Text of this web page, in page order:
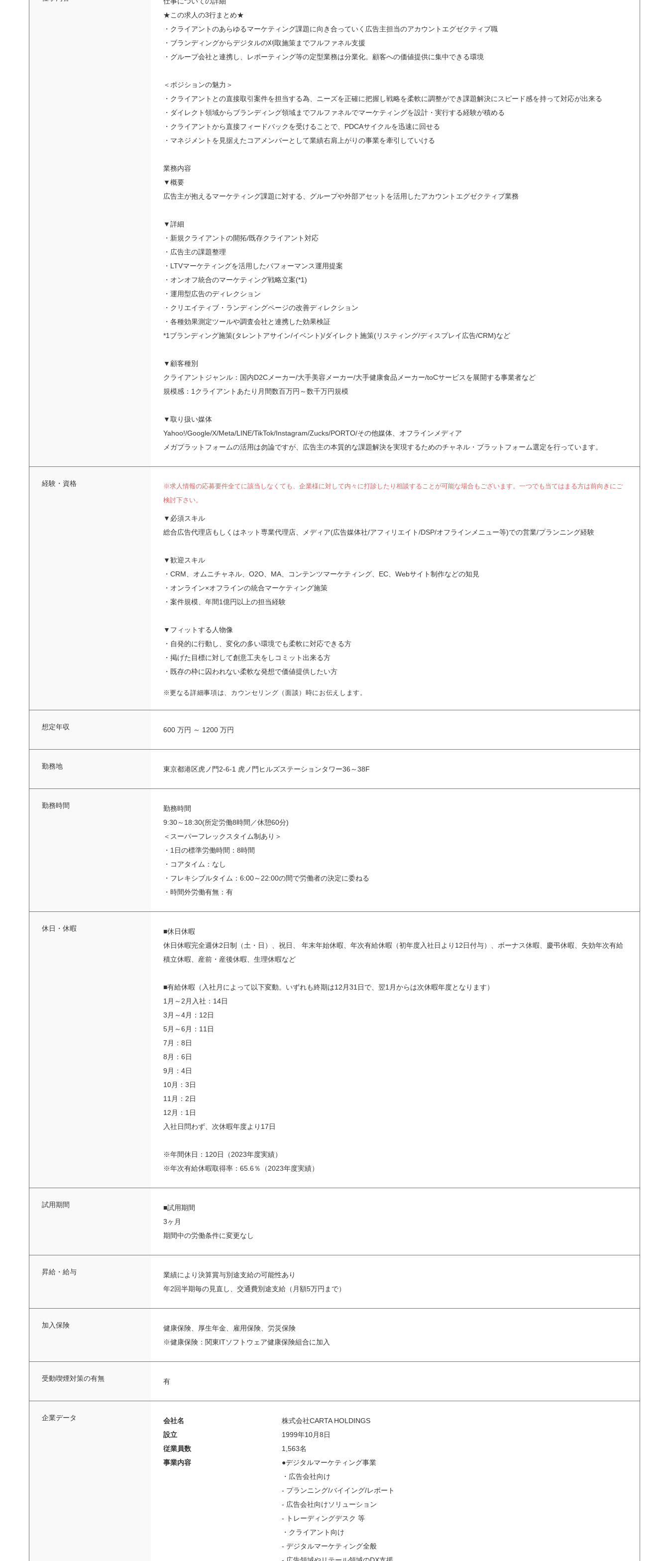
★この求人の3行まとめ★
・クライアントのあらゆるマーケティング課題に向き合っていく広告主担当のアカウントエグゼクティブ職
・ブランディングからデジタルの刈取施策までフルファネル支援
・グループ会社と連携し、レポーティング等の定型業務は分業化。顧客への価値提供に集中できる環境
＜ポジションの魅力＞
・クライアントとの直接取引案件を担当する為、ニーズを正確に把握し戦略を柔軟に調整ができ課題解決にスピード感を持って対応が出来る
・ダイレクト領域からブランディング領域までフルファネルでマーケティングを設計・実行する経験が積める
・クライアントから直接フィードバックを受けることで、PDCAサイクルを迅速に回せる
・マネジメントを見据えたコアメンバーとして業績右肩上がりの事業を牽引していける
業務内容
▼概要
広告主が抱えるマーケティング課題に対する、グループや外部アセットを活用したアカウントエグゼクティブ業務
▼詳細
・新規クライアントの開拓/既存クライアント対応
・広告主の課題整理
・LTVマーケティングを活用したパフォーマンス運用提案
・オンオフ統合のマーケティング戦略立案(*1)
・運用型広告のディレクション
・クリエイティブ・ランディングページの改善ディレクション
・各種効果測定ツールや調査会社と連携した効果検証
*1ブランディング施策(タレントアサイン/イベント)/ダイレクト施策(リスティング/ディスプレイ広告/CRM)など
▼顧客種別
クライアントジャンル：国内D2Cメーカー/大手美容メーカー/大手健康食品メーカー/toCサービスを展開する事業者など
規模感：1クライアントあたり月間数百万円～数千万円規模
▼取り扱い媒体
Yahoo!/Google/X/Meta/LINE/TikTok/Instagram/Zucks/PORTO/その他媒体、オフラインメディア
メガプラットフォームの活用は勿論ですが、広告主の本質的な課題解決を実現するためのチャネル・プラットフォーム選定を行っています。
経験・資格
※求人情報の応募要件全てに該当しなくても、企業様に対して内々に打診したり相談することが可能な場合もございます。一つでも当てはまる方は前向きにご
検討下さい。
▼必須スキル
総合広告代理店もしくはネット専業代理店、メディア(広告媒体社/アフィリエイト/DSP/オフラインメニュー等)での営業/プランニング経験
▼歓迎スキル
・CRM、オムニチャネル、O2O、MA、コンテンツマーケティング、EC、Webサイト制作などの知見
・オンライン×オフラインの統合マーケティング施策
・案件規模、年間1億円以上の担当経験
▼フィットする人物像
・自発的に行動し、変化の多い環境でも柔軟に対応できる方
・掲げた目標に対して創意工夫をしコミット出来る方
・既存の枠に囚われない柔軟な発想で価値提供したい方
※更なる詳細事項は、カウンセリング（面談）時にお伝えします。
想定年収 600 万円 ～ 1200 万円
勤務地 東京都港区虎ノ門2-6-1 虎ノ門ヒルズステーションタワー36～38F
勤務時間
勤務時間
9:30～18:30(所定労働8時間／休憩60分)
＜スーパーフレックスタイム制あり＞
・1日の標準労働時間：8時間
・コアタイム：なし
・フレキシブルタイム：6:00～22:00の間で労働者の決定に委ねる
・時間外労働有無：有
休日・休暇
■休日休暇
休日休暇完全週休2日制（土・日）、祝日、 年末年始休暇、年次有給休暇（初年度入社日より12日付与）、ボーナス休暇、慶弔休暇、失効年次有給
積立休暇、産前・産後休暇、生理休暇など
■有給休暇（入社月によって以下変動。いずれも終期は12月31日で、翌1月からは次休暇年度となります）
1月～2月入社：14日
3月～4月：12日
5月～6月：11日
7月：8日
8月：6日
9月：4日
10月：3日
11月：2日
12月：1日
入社日問わず、次休暇年度より17日
※年間休日：120日（2023年度実績）
※年次有給休暇取得率：65.6％（2023年度実績）
試用期間
■試用期間
3ヶ月
期間中の労働条件に変更なし
昇給・給与
業績により決算賞与別途支給の可能性あり
年2回半期毎の見直し、交通費別途支給（月額5万円まで）
加入保険
健康保険、厚生年金、雇用保険、労災保険
※健康保険：関東ITソフトウェア健康保険組合に加入
受動喫煙対策の有無 有
企業データ 会社名
株式会社CARTA HOLDINGS
設立
1999年10月8日
従業員数
1,563名
事業内容
●デジタルマーケティング事業
・広告会社向け
- プランニング/バイイング/レポート
- 広告会社向けソリューション
- トレーディングデスク 等
・クライアント向け
- デジタルマーケティング全般